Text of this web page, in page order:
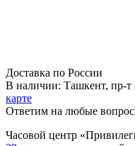
Доставка по России
В наличии: Ташкент, пр-
карте
Ответим на любые
Часовой центр